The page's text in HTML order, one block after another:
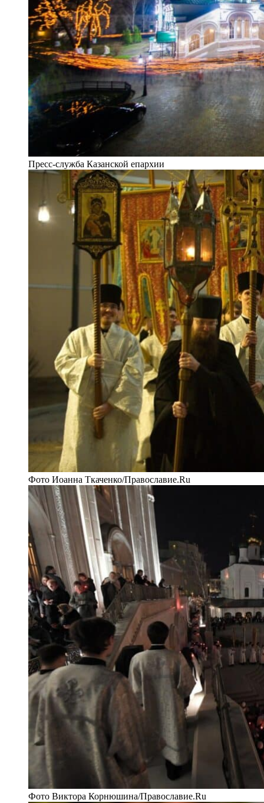
Пресс-служба Казанской епархии
Фото Иоанна Ткаченко/Православие.Ru
Фото Виктора Корнюшина/Православие.Ru